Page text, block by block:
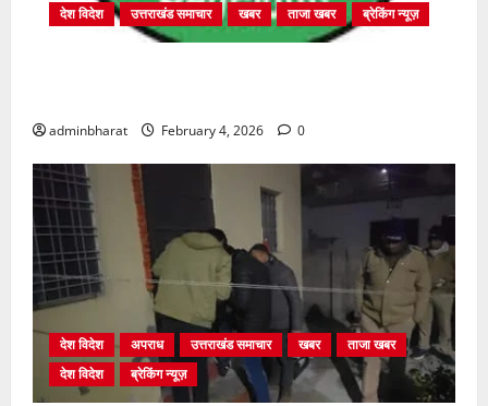
देश विदेश उत्तराखंड समाचार खबर ताजा खबर ब्रेकिंग न्यूज़
adminbharat February 4, 2026 0
देश विदेश अपराध उत्तराखंड समाचार खबर
ताजा खबर
देश विदेश
ब्रेकिंग न्यूज़